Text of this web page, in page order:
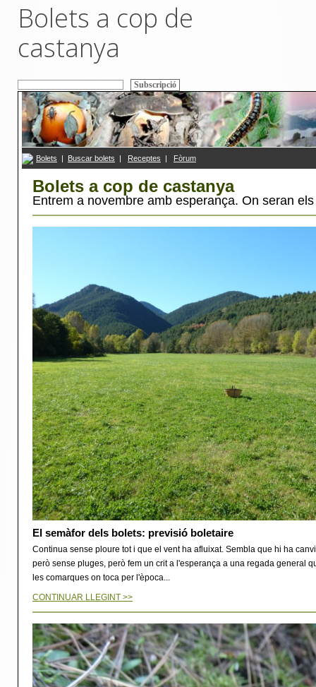
Bolets a cop de
castanya
Bolets | Buscar bolets | Receptes | Fòrum
Bolets a cop de castanya
Entrem a novembre amb esperança. On seran
El semàfor dels bolets: previsió boletaire
Continua sense ploure tot i que el vent ha afluixat. Sembla que hi ha
però sense pluges, però fem un crit a l'esperança a una regada general
les comarques on toca per l'època...
CONTINUAR LLEGINT >>